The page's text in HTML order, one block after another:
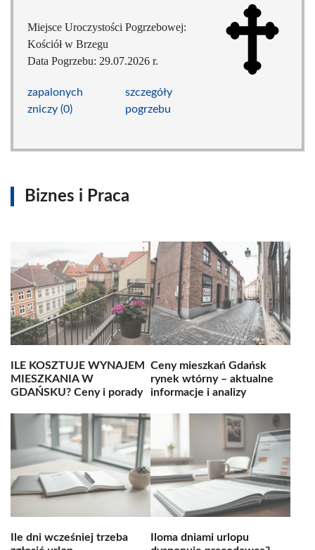
Miejsce Uroczystości Pogrzebowej:
Kościół w Brzegu
Data Pogrzebu: 29.07.2026 r.
zapalonych
zniczy (0)
szczegóły
pogrzebu
Biznes i Praca
ILE KOSZTUJE WYNAJEM
MIESZKANIA W
GDAŃSKU? Ceny i porady
Ceny mieszkań Gdańsk
rynek wtórny – aktualne
informacje i analizy
Ile dni wcześniej trzeba
Iloma dniami urlopu